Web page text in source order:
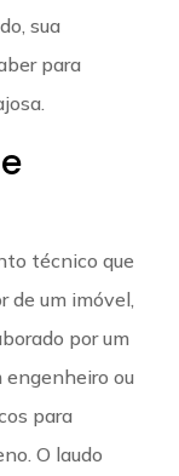
sua
para
técnico que
um imóvel,
por um
ou
para
O laudo